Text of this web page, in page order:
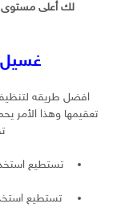
لك أعلى مستوى
غسيل
افضل طريقه
تعقيمها وهذا الأمر
تستطيع
تستطيع